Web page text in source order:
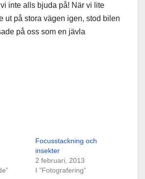
inte alls bjuda på! När vi lite
ut på stora vägen igen, stod bilen
på oss som en jävla
Focusstackning och
insekter
2 februari, 2013
I ”Fotografering”